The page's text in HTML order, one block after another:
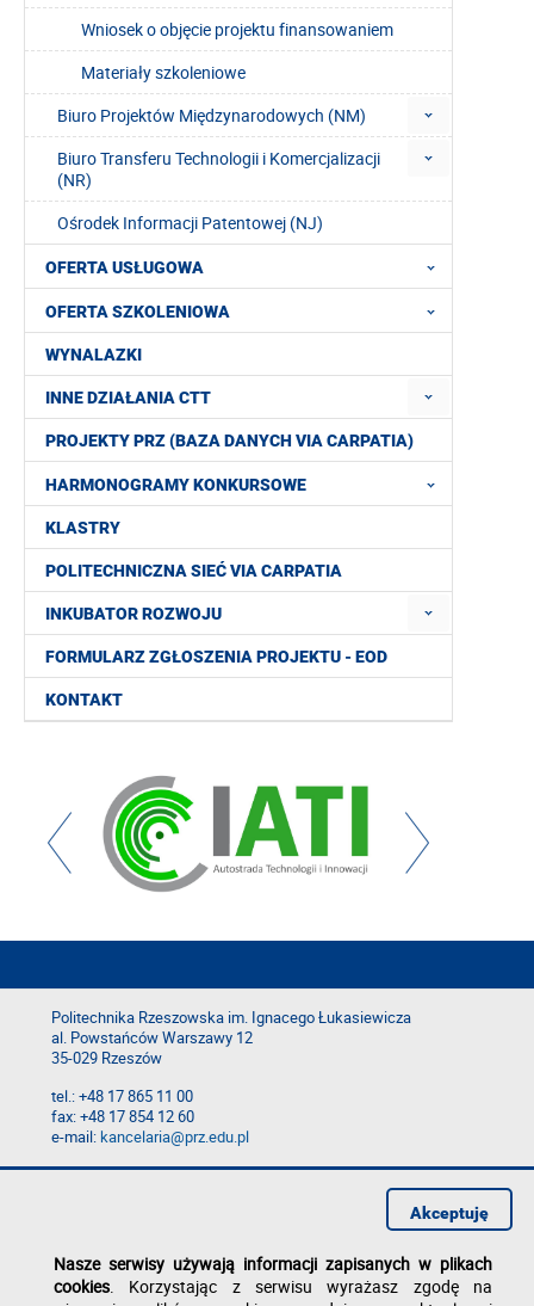
Wniosek o objęcie projektu finansowaniem
Materiały szkoleniowe
Biuro Projektów Międzynarodowych (NM)
Biuro Transferu Technologii i Komercjalizacji
(NR)
Ośrodek Informacji Patentowej (NJ)
OFERTA USŁUGOWA
OFERTA SZKOLENIOWA
WYNALAZKI
INNE DZIAŁANIA CTT
PROJEKTY PRZ (BAZA DANYCH VIA CARPATIA)
HARMONOGRAMY KONKURSOWE
KLASTRY
POLITECHNICZNA SIEĆ VIA CARPATIA
INKUBATOR ROZWOJU
FORMULARZ ZGŁOSZENIA PROJEKTU - EOD
KONTAKT
Politechnika Rzeszowska im. Ignacego Łukasiewicza
al. Powstańców Warszawy 12
35-029 Rzeszów
tel.: +48 17 865 11 00
fax: +48 17 854 12 60
e-mail:kancelaria@prz.edu.pl
Deklaracja dostępności
Nasze serwisy używają informacji zapisanych w plikach
cookies. Korzystając z serwisu wyrażasz zgodę na
Akceptuję